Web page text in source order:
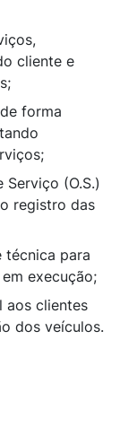
cliente e
forma
(O.S.)
registro das
técnica para
execução;
aos clientes
dos veículos.